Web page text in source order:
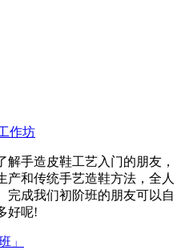
作坊
手造皮鞋工艺入门的朋友，
产和传统手艺造鞋方法，全人
完成我们初阶班的朋友可以自
好呢!
」